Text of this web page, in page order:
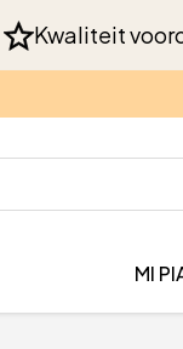
Kwaliteit
MI